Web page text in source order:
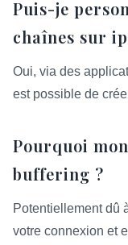
Puis-je
chaînes sur
Oui, via des
est possible de
Pourquoi
buffering ?
Potentiellement dû
votre connexion et